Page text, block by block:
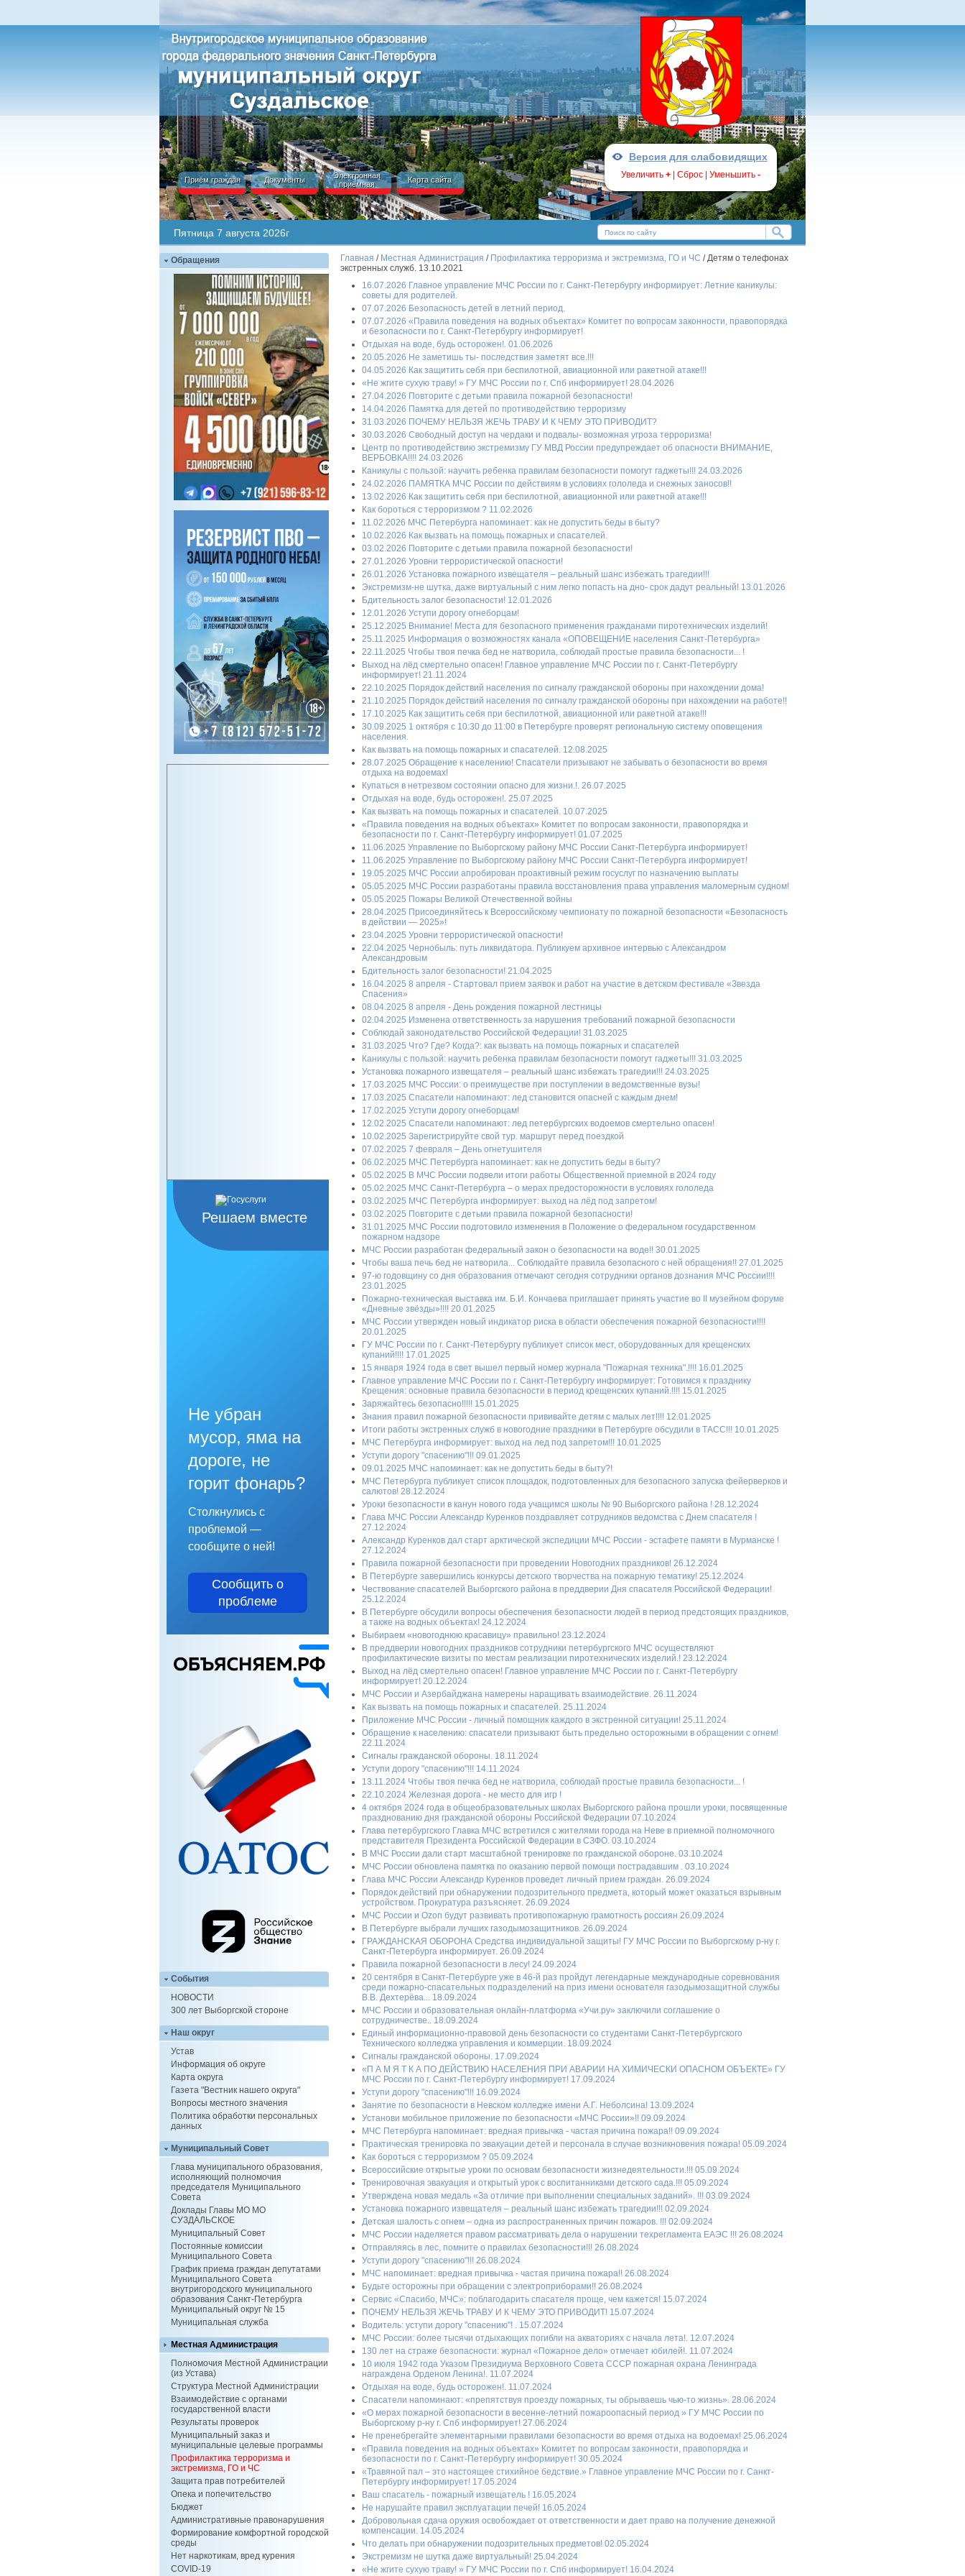
Приём граждан Документы
Электронная
приёмная
Карта сайта
Пятница 7 августа 2026г
Версия для слабовидящих
Увеличить + Сброс Уменьшить -
Обращения
Решаем вместе
Не убран
мусор, яма на
дороге, не
горит фонарь?
Столкнулись с
проблемой —
сообщите о ней!
Сообщить о
проблеме
События
НОВОСТИ
300 лет Выборгской стороне
Наш округ
Устав
Информация об округе
Карта округа
Газета "Вестник нашего округа"
Вопросы местного значения
Политика обработки персональных
данных
Муниципальный Совет
Глава муниципального образования,
исполняющий полномочия
председателя Муниципального
Совета
Доклады Главы МО МО
СУЗДАЛЬСКОЕ
Муниципальный Совет
Постоянные комиссии
Муниципального Совета
График приема граждан депутатами
Муниципального Совета
внутригородского муниципального
образования Санкт-Петербурга
Муниципальный округ № 15
Муниципальная служба
Местная Администрация
Полномочия Местной Администрации
(из Устава)
Структура Местной Администрации
Взаимодействие с органами
государственной власти
Результаты проверок
Муниципальный заказ и
муниципальные целевые программы
Профилактика терроризма и
экстремизма, ГО и ЧС
Защита прав потребителей
Опека и попечительство
Бюджет
Административные правонарушения
Формирование комфортной городской
среды
Нет наркотикам, вред курения
COVID-19
Главная / Местная Администрация / Профилактика терроризма и экстремизма, ГО и ЧС / Детям о телефонах
экстренных служб. 13.10.2021
16.07.2026 Главное управление МЧС России по г. Санкт-Петербургу информирует: Летние каникулы:
советы для родителей.
07.07.2026 Безопасность детей в летний период.
07.07.2026 «Правила поведения на водных объектах» Комитет по вопросам законности, правопорядка
и безопасности по г. Санкт-Петербургу информирует!
Отдыхая на воде, будь осторожен!. 01.06.2026
20.05.2026 Не заметишь ты- последствия заметят все.!!!
04.05.2026 Как защитить себя при беспилотной, авиационной или ракетной атаке!!!
«Не жгите сухую траву! » ГУ МЧС России по г. Спб информирует! 28.04.2026
27.04.2026 Повторите с детьми правила пожарной безопасности!
14.04.2026 Памятка для детей по противодействию терроризму
31.03.2026 ПОЧЕМУ НЕЛЬЗЯ ЖЕЧЬ ТРАВУ И К ЧЕМУ ЭТО ПРИВОДИТ?
30.03.2026 Свободный доступ на чердаки и подвалы- возможная угроза терроризма!
Центр по противодействию экстремизму ГУ МВД России предупреждает об опасности ВНИМАНИЕ,
ВЕРБОВКА!!!! 24.03.2026
Каникулы с пользой: научить ребенка правилам безопасности помогут гаджеты!!! 24.03.2026
24.02.2026 ПАМЯТКА МЧС России по действиям в условиях гололеда и снежных заносов!!
13.02.2026 Как защитить себя при беспилотной, авиационной или ракетной атаке!!!
Как бороться с терроризмом ? 11.02.2026
11.02.2026 МЧС Петербурга напоминает: как не допустить беды в быту?
10.02.2026 Как вызвать на помощь пожарных и спасателей.
03.02.2026 Повторите с детьми правила пожарной безопасности!
27.01.2026 Уровни террористической опасности!
26.01.2026 Установка пожарного извещателя – реальный шанс избежать трагедии!!!
Экстремизм-не шутка, даже виртуальный с ним легко попасть на дно- срок дадут реальный! 13.01.2026
Бдительность залог безопасности! 12.01.2026
12.01.2026 Уступи дорогу огнеборцам!
25.12.2025 Внимание! Места для безопасного применения гражданами пиротехнических изделий!
25.11.2025 Информация о возможностях канала «ОПОВЕЩЕНИЕ населения Санкт-Петербурга»
22.11.2025 Чтобы твоя печка бед не натворила, соблюдай простые правила безопасности... !
Выход на лёд смертельно опасен! Главное управление МЧС России по г. Санкт-Петербургу
информирует! 21.11.2024
22.10.2025 Порядок действий населения по сигналу гражданской обороны при нахождении дома!
21.10.2025 Порядок действий населения по сигналу гражданской обороны при нахождении на работе!!
17.10.2025 Как защитить себя при беспилотной, авиационной или ракетной атаке!!!
30.09.2025 1 октября с 10:30 до 11:00 в Петербурге проверят региональную систему оповещения
населения.
Как вызвать на помощь пожарных и спасателей. 12.08.2025
28.07.2025 Обращение к населению! Спасатели призывают не забывать о безопасности во время
отдыха на водоемах!
Купаться в нетрезвом состоянии опасно для жизни.!. 26.07.2025
Отдыхая на воде, будь осторожен!. 25.07.2025
Как вызвать на помощь пожарных и спасателей. 10.07.2025
«Правила поведения на водных объектах» Комитет по вопросам законности, правопорядка и
безопасности по г. Санкт-Петербургу информирует! 01.07.2025
11.06.2025 Управление по Выборгскому району МЧС России Санкт-Петербурга информирует!
11.06.2025 Управление по Выборгскому району МЧС России Санкт-Петербурга информирует!
19.05.2025 МЧС России апробирован проактивный режим госуслуг по назначению выплаты
05.05.2025 МЧС России разработаны правила восстановления права управления маломерным судном!
05.05.2025 Пожары Великой Отечественной войны
28.04.2025 Присоединяйтесь к Всероссийскому чемпионату по пожарной безопасности «Безопасность
в действии — 2025»!
23.04.2025 Уровни террористической опасности!
22.04.2025 Чернобыль: путь ликвидатора. Публикуем архивное интервью с Александром
Александровым
Бдительность залог безопасности! 21.04.2025
16.04.2025 8 апреля - Стартовал прием заявок и работ на участие в детском фестивале «Звезда
Спасения»
08.04.2025 8 апреля - День рождения пожарной лестницы
02.04.2025 Изменена ответственность за нарушения требований пожарной безопасности
Соблюдай законодательство Российской Федерации! 31.03.2025
31.03.2025 Что? Где? Когда?: как вызвать на помощь пожарных и спасателей
Каникулы с пользой: научить ребенка правилам безопасности помогут гаджеты!!! 31.03.2025
Установка пожарного извещателя – реальный шанс избежать трагедии!!! 24.03.2025
17.03.2025 МЧС России: о преимуществе при поступлении в ведомственные вузы!
17.03.2025 Спасатели напоминают: лед становится опасней с каждым днем!
17.02.2025 Уступи дорогу огнеборцам!
12.02.2025 Спасатели напоминают: лед петербургских водоемов смертельно опасен!
10.02.2025 Зарегистрируйте свой тур. маршрут перед поездкой
07.02.2025 7 февраля – День огнетушителя
06.02.2025 МЧС Петербурга напоминает: как не допустить беды в быту?
05.02.2025 В МЧС России подвели итоги работы Общественной приемной в 2024 году
05.02.2025 МЧС Санкт-Петербурга – о мерах предосторожности в условиях гололеда
03.02.2025 МЧС Петербурга информирует: выход на лёд под запретом!
03.02.2025 Повторите с детьми правила пожарной безопасности!
31.01.2025 МЧС России подготовило изменения в Положение о федеральном государственном
пожарном надзоре
МЧС России разработан федеральный закон о безопасности на воде!! 30.01.2025
Чтобы ваша печь бед не натворила... Соблюдайте правила безопасного с ней обращения!! 27.01.2025
97-ю годовщину со дня образования отмечают сегодня сотрудники органов дознания МЧС России!!!!
23.01.2025
Пожарно-техническая выставка им. Б.И. Кончаева приглашает принять участие во II музейном форуме
«Дневные звёзды»!!!! 20.01.2025
МЧС России утвержден новый индикатор риска в области обеспечения пожарной безопасности!!!!
20.01.2025
ГУ МЧС России по г. Санкт-Петербургу публикует список мест, оборудованных для крещенских
купаний!!!! 17.01.2025
15 января 1924 года в свет вышел первый номер журнала "Пожарная техника".!!!! 16.01.2025
Главное управление МЧС России по г. Санкт-Петербургу информирует: Готовимся к празднику
Крещения: основные правила безопасности в период крещенских купаний.!!!! 15.01.2025
Заряжайтесь безопасно!!!!! 15.01.2025
Знания правил пожарной безопасности прививайте детям с малых лет!!!! 12.01.2025
Итоги работы экстренных служб в новогодние праздники в Петербурге обсудили в ТАСС!!! 10.01.2025
МЧС Петербурга информирует: выход на лед под запретом!!! 10.01.2025
Уступи дорогу "спасению"!!! 09.01.2025
09.01.2025 МЧС напоминает: как не допустить беды в быту?!
МЧС Петербурга публикует список площадок, подготовленных для безопасного запуска фейерверков и
салютов! 28.12.2024
Уроки безопасности в канун нового года учащимся школы № 90 Выборгского района ! 28.12.2024
Глава МЧС России Александр Куренков поздравляет сотрудников ведомства с Днем спасателя !
27.12.2024
Александр Куренков дал старт арктической экспедиции МЧС России - эстафете памяти в Мурманске !
27.12.2024
Правила пожарной безопасности при проведении Новогодних праздников! 26.12.2024
В Петербурге завершились конкурсы детского творчества на пожарную тематику! 25.12.2024
Чествование спасателей Выборгского района в преддверии Дня спасателя Российской Федерации!
25.12.2024
В Петербурге обсудили вопросы обеспечения безопасности людей в период предстоящих праздников,
а также на водных объектах! 24.12.2024
Выбираем «новогоднюю красавицу» правильно! 23.12.2024
В преддверии новогодних праздников сотрудники петербургского МЧС осуществляют
профилактические визиты по местам реализации пиротехнических изделий.! 23.12.2024
Выход на лёд смертельно опасен! Главное управление МЧС России по г. Санкт-Петербургу
информирует! 20.12.2024
МЧС России и Азербайджана намерены наращивать взаимодействие. 26.11.2024
Как вызвать на помощь пожарных и спасателей. 25.11.2024
Приложение МЧС России - личный помощник каждого в экстренной ситуации! 25.11.2024
Обращение к населению: спасатели призывают быть предельно осторожными в обращении с огнем!
22.11.2024
Сигналы гражданской обороны. 18.11.2024
Уступи дорогу "спасению"!!! 14.11.2024
13.11.2024 Чтобы твоя печка бед не натворила, соблюдай простые правила безопасности... !
22.10.2024 Железная дорога - не место для игр !
4 октября 2024 года в общеобразовательных школах Выборгского района прошли уроки, посвященные
празднованию дня гражданской обороны Российской Федерации 07.10.2024
Глава петербургского Главка МЧС встретился с жителями города на Неве в приемной полномочного
представителя Президента Российской Федерации в СЗФО. 03.10.2024
В МЧС России дали старт масштабной тренировке по гражданской обороне. 03.10.2024
МЧС России обновлена памятка по оказанию первой помощи пострадавшим . 03.10.2024
Глава МЧС России Александр Куренков проведет личный прием граждан. 26.09.2024
Порядок действий при обнаружении подозрительного предмета, который может оказаться взрывным
устройством. Прокуратура разъясняет. 26.09.2024
МЧС России и Ozon будут развивать противопожарную грамотность россиян 26.09.2024
В Петербурге выбрали лучших газодымозащитников. 26.09.2024
ГРАЖДАНСКАЯ ОБОРОНА Средства индивидуальной защиты! ГУ МЧС России по Выборгскому р-ну г.
Санкт-Петербурга информирует. 26.09.2024
Правила пожарной безопасности в лесу! 24.09.2024
20 сентября в Санкт-Петербурге уже в 46-й раз пройдут легендарные международные соревнования
среди пожарно-спасательных подразделений на приз имени основателя газодымозащитной службы
В.В. Дехтерёва... 18.09.2024
МЧС России и образовательная онлайн-платформа «Учи.ру» заключили соглашение о
сотрудничестве.. 18.09.2024
Единый информационно-правовой день безопасности со студентами Санкт-Петербургского
Технического колледжа управления и коммерции. 18.09.2024
Сигналы гражданской обороны. 17.09.2024
«П А М Я Т К А ПО ДЕЙСТВИЮ НАСЕЛЕНИЯ ПРИ АВАРИИ НА ХИМИЧЕСКИ ОПАСНОМ ОБЪЕКТЕ» ГУ
МЧС России по г. Санкт-Петербургу информирует! 17.09.2024
Уступи дорогу "спасению"!!! 16.09.2024
Занятие по безопасности в Невском колледже имени А.Г. Неболсина! 13.09.2024
Установи мобильное приложение по безопасности «МЧС России»!! 09.09.2024
МЧС Петербурга напоминает: вредная привычка - частая причина пожара!! 09.09.2024
Практическая тренировка по эвакуации детей и персонала в случае возникновения пожара! 05.09.2024
Как бороться с терроризмом ? 05.09.2024
Всероссийские открытые уроки по основам безопасности жизнедеятельности.!!! 05.09.2024
Тренировочная эвакуация и открытый урок с воспитанниками детского сада.!!! 05.09.2024
Утверждена новая медаль «За отличие при выполнении специальных заданий». !!! 03.09.2024
Установка пожарного извещателя – реальный шанс избежать трагедии!!! 02.09.2024
Детская шалость с огнем – одна из распространенных причин пожаров. !!! 02.09.2024
МЧС России наделяется правом рассматривать дела о нарушении техрегламента ЕАЭС !!! 26.08.2024
Отправляясь в лес, помните о правилах безопасности!!! 26.08.2024
Уступи дорогу "спасению"!!! 26.08.2024
МЧС напоминает: вредная привычка - частая причина пожара!! 26.08.2024
Будьте осторожны при обращении с электроприборами!! 26.08.2024
Сервис «Спасибо, МЧС»: поблагодарить спасателя проще, чем кажется! 15.07.2024
ПОЧЕМУ НЕЛЬЗЯ ЖЕЧЬ ТРАВУ И К ЧЕМУ ЭТО ПРИВОДИТ! 15.07.2024
Водитель: уступи дорогу "спасению"! . 15.07.2024
МЧС России: более тысячи отдыхающих погибли на акваториях с начала лета!. 12.07.2024
130 лет на страже безопасности: журнал «Пожарное дело» отмечает юбилей!. 11.07.2024
10 июля 1942 года Указом Президиума Верховного Совета СССР пожарная охрана Ленинграда
награждена Орденом Ленина!. 11.07.2024
Отдыхая на воде, будь осторожен!. 11.07.2024
Спасатели напоминают: «препятствуя проезду пожарных, ты обрываешь чью-то жизнь». 28.06.2024
«О мерах пожарной безопасности в весенне-летний пожароопасный период » ГУ МЧС России по
Выборгскому р-ну г. Спб информирует! 27.06.2024
Не пренебрегайте элементарными правилами безопасности во время отдыха на водоемах! 25.06.2024
«Правила поведения на водных объектах» Комитет по вопросам законности, правопорядка и
безопасности по г. Санкт-Петербургу информирует! 30.05.2024
«Травяной пал – это настоящее стихийное бедствие.» Главное управление МЧС России по г. Санкт-
Петербургу информирует! 17.05.2024
Ваш спасатель - пожарный извещатель ! 16.05.2024
Не нарушайте правил эксплуатации печей! 16.05.2024
Добровольная сдача оружия освобождает от ответственности и дает право на получение денежной
компенсации. 14.05.2024
Что делать при обнаружении подозрительных предметов! 02.05.2024
Экстремизм не шутка даже виртуальный! 25.04.2024
«Не жгите сухую траву! » ГУ МЧС России по г. Спб информирует! 16.04.2024